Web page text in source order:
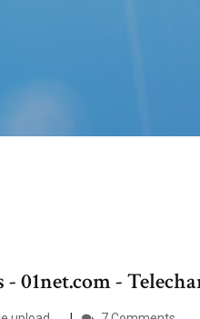
01net.com -